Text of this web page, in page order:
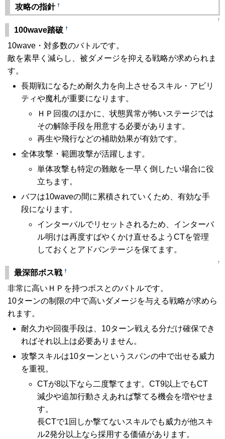
攻略の指針 †
↑
100wave踏破 †
10wave・対多数のバトルです。
敵を素早く減らし、被ダメージを抑える戦略が求められま
す。
長期戦になるため耐久力を向上させるスキル・アビリ
ティや魔札が重要になります。
ＨＰ回復のほかに、状態異常が怖いステージでは
その解除手段を用意する必要があります。
再生や飛行などの補助効果が有効です。
全体攻撃・範囲攻撃が活躍します。
単体攻撃も特定の難敵を一早く倒したい場合に役
立ちます。
バフは10waveの間に累積されていくため、有効な手
段になります。
インターバルでリセットされるため、インターバ
ル明けは再度すばやくかけ直せるようCTを管理
しておくとアドバンテージを保てます。
↑
最深部ボス戦 †
非常に高いＨＰを持つボスとのバトルです。
10ターンの制限の中で高いダメージを与える戦略が求めら
れます。
耐久力や回復手段は、10ターン戦える分だけ確保でき
ればそれ以上は必要ありません。
攻撃スキルは10ターンというスパンの中で出せる威力
を重視。
CTが8以下なら二度撃てます。CT9以上でもCT
減少や追加行動さえあれば撃てる機会を増やせま
す。
長CTで1回しか撃てないスキルでも威力が他スキ
ル2発分以上なら採用する価値があります。